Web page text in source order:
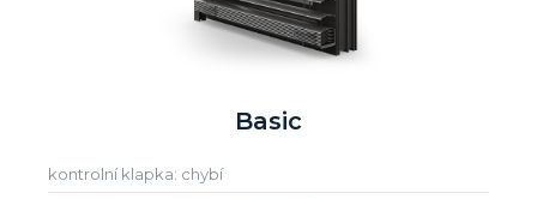
Basic
kontrolní klapka: chybí